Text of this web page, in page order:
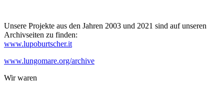
Unsere Projekte aus den Jahren 2003 und 2021 sind auf unseren
Archivseiten zu finden:
www.lupoburtscher.it
www.lungomare.org/archive
Wir waren